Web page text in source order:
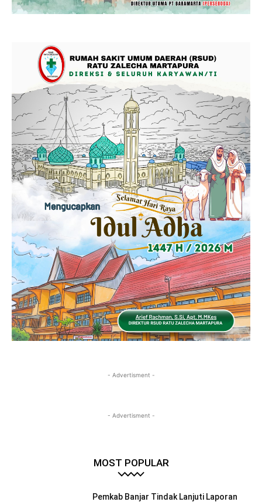
- Advertisment -
- Advertisment -
MOST POPULAR
Pemkab Banjar Tindak Lanjuti Laporan